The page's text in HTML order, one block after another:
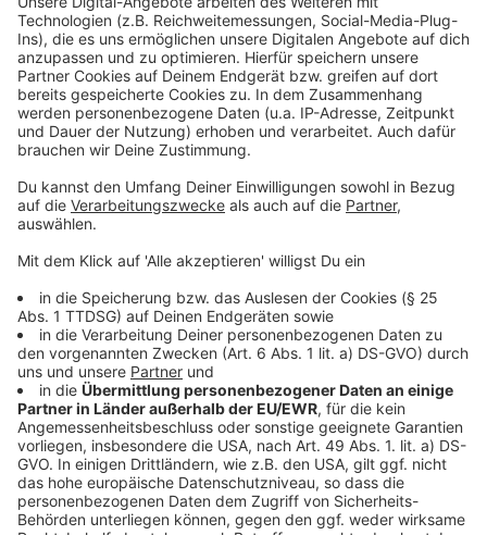
gesellschaftlichen und politischen Themen
grundsätzlich interessiert sind. Fast zwei Drittel
schauen sich gesellschaftspolitische Themen genau
an. Zum Beispiel bei den Themen Krieg und Frieden,
Gesundheit, Inflation oder Bildung. Die Experten der
Bertelsmann-Stiftung sagen, dass es nötig wäre, dass
einbindet. Denn es gäbe ein großes Interesse aber
eben wenig Hoffnung, dass sich der Einsatz lohnt und
dass die Argumente überhaupt gehört werden.
Autor: José Narciandi
Anzeige
Anzeige